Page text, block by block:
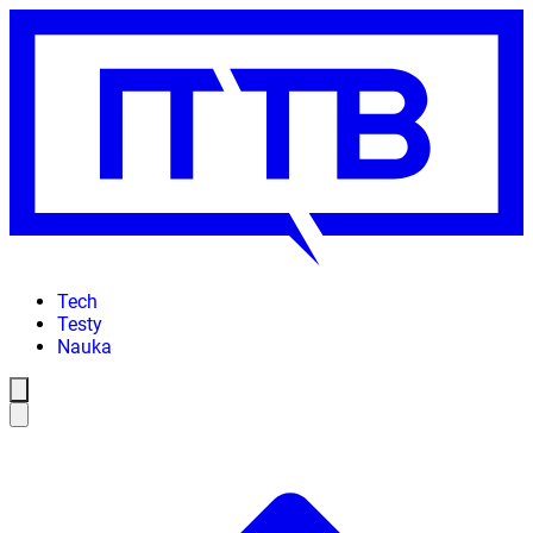
Tech
Testy
Nauka